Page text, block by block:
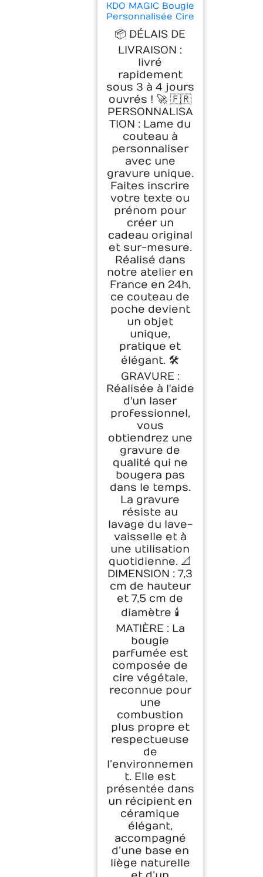
KDO MAGIC Bougie
Personnalisée Cire
végétale parfum
vanille(Fête des
mères)
📦 DÉLAIS DE
LIVRAISON :
livré
rapidement
sous 3 à 4 jours
ouvrés ! 🚀 🇫🇷
PERSONNALISA
TION : Lame du
couteau à
personnaliser
avec une
gravure unique.
Faites inscrire
votre texte ou
prénom pour
créer un
cadeau original
et sur-mesure.
Réalisé dans
notre atelier en
France en 24h,
ce couteau de
poche devient
un objet
unique,
pratique et
élégant. 🛠️
GRAVURE :
Réalisée à l'aide
d'un laser
professionnel,
vous
obtiendrez une
gravure de
qualité qui ne
bougera pas
dans le temps.
La gravure
résiste au
lavage du lave-
vaisselle et à
une utilisation
quotidienne. 📐
DIMENSION : 7,3
cm de hauteur
et 7,5 cm de
diamètre 🕯️
MATIÈRE : La
bougie
parfumée est
composée de
cire végétale,
reconnue pour
une
combustion
plus propre et
respectueuse
de
l’environnemen
t. Elle est
présentée dans
un récipient en
céramique
élégant,
accompagné
d’une base en
liège naturelle